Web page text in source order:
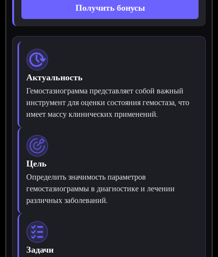
Получить бонусы
Актуальность
Гемостазиограмма представляет собой важный
инструмент для оценки состояния гемостаза, что
имеет массу клинических применений.
Цель
Определить значимость параметров
гемостазиограммы в диагностике и лечении
различных заболеваний.
Задачи